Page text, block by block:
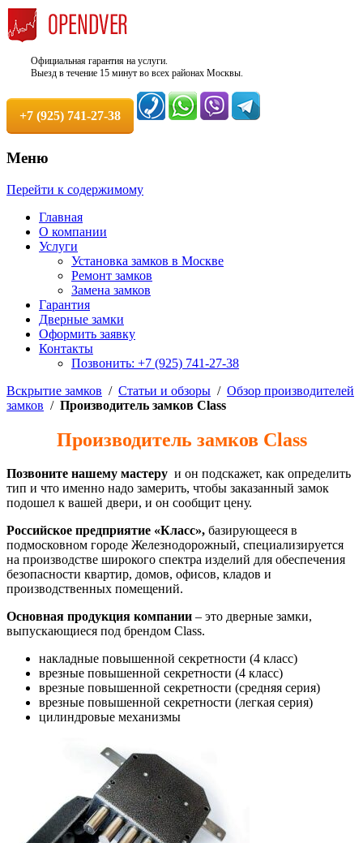
Официальная гарантия на услуги.
Выезд в течение 15 минут во всех районах Москвы.
+7 (925) 741-27-38
Служба вскрытия и ремонта
замков +7 (925) 741-27-38
Круглосуточно. 100% Гарантия!
Меню
Перейти к содержимому
Главная
О компании
Услуги
Установка замков в Москве
Ремонт замков
Замена замков
Гарантия
Дверные замки
Оформить заявку
Контакты
Позвонить: +7 (925) 741-27-38
Вскрытие замков / Статьи и обзоры / Обзор производителей
замков / Производитель замков Class
Производитель замков Class
Позвоните нашему мастеру и он подскажет, как определить
тип и что именно надо замерить, чтобы заказанный замок
подошел к вашей двери, и он сообщит цену.
Российское предприятие «Класс», базирующееся в
подмосковном городе Железнодорожный, специализируется
на производстве широкого спектра изделий для обеспечения
безопасности квартир, домов, офисов, кладов и
производственных помещений.
Основная продукция компании – это дверные замки,
выпускающиеся под брендом Class.
накладные повышенной секретности (4 класс)
врезные повышенной секретности (4 класс)
врезные повышенной секретности (средняя серия)
врезные повышенной секретности (легкая серия)
цилиндровые механизмы